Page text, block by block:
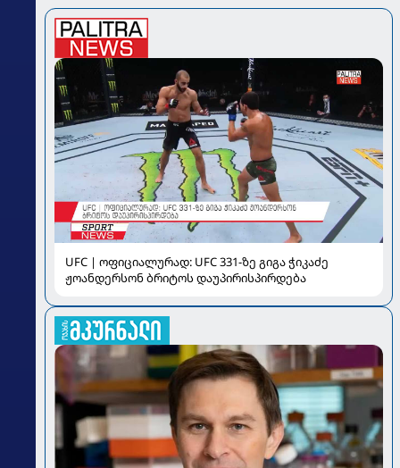
UFC | ოფიციალურად: UFC 331-ზე გიგა ჭიკაძე
ჟოანდერსონ ბრიტოს დაუპირისპირდება